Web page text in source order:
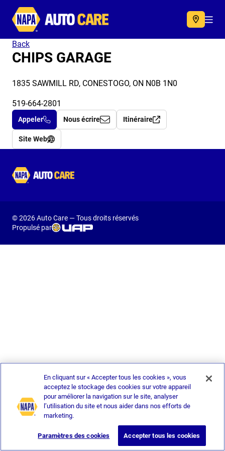
Autocare
Back
CHIPS GARAGE
1835 SAWMILL RD, CONESTOGO, ON N0B 1N0
519-664-2801
Appeler Nous écrire Itinéraire
Site Web
Autocare
© 2026 Auto Care — Tous droits réservés
Propulsé par
En cliquant sur « Accepter tous les cookies », vous
acceptez le stockage des cookies sur votre appareil
pour améliorer la navigation sur le site, analyser
l’utilisation du site et nous aider dans nos efforts de
marketing.
Paramètres des cookies Accepter tous les cookies